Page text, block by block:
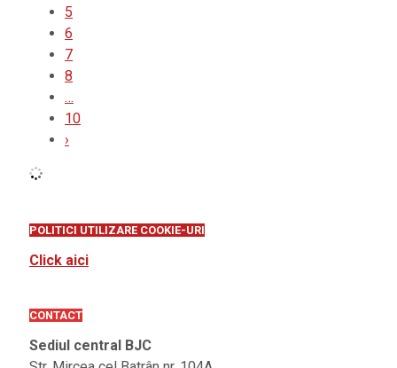
5
6
7
8
…
10
›
POLITICI UTILIZARE COOKIE-URI
Click aici
CONTACT
Sediul central BJC